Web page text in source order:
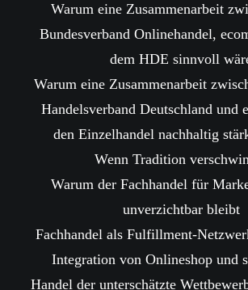
Warum eine Zusammenarbeit
Bundesverband Onlinehandel,
dem HDE sinnvoll
Warum eine Zusammenarbeit
Handelsverband Deutschland und
den Einzelhandel nachhaltig
Wenn Tradition
Warum der Fachhandel für
unverzichtbar bleibt
Fachhandel als Fulfillment-
Integration von Onlineshop und
Handel der unterschätzte